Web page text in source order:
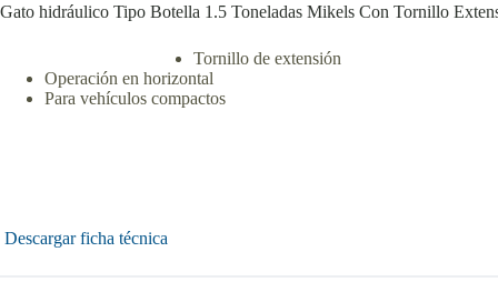
Gato hidráulico Tipo Botella 1.5 Toneladas Mikels Con Tornillo
Tornillo de extensión
Operación en horizontal
Para vehículos compactos
Descargar ficha técnica